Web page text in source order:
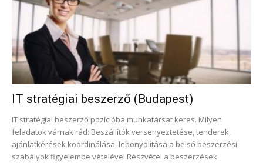
IT stratégiai beszerző (Budapest)
IT stratégiai beszerző pozícióba munkatársat keres. Milyen
feladatok várnak rád: Beszállítók versenyeztetése, tenderek,
ajánlatkérések koordinálása, lebonyolítása a belső beszerzési
szabályok figyelembe vételével Részvétel a beszerzések